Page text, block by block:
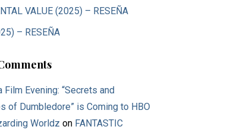
VALUE (2025) – RESEÑA
– RESEÑA
Film Evening: “Secrets and
of Dumbledore” is Coming to HBO
Worldz on FANTASTIC